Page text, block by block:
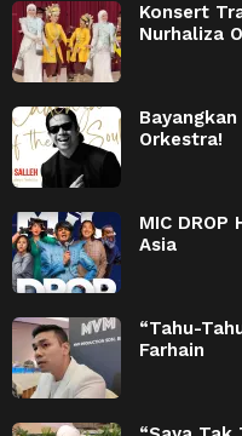
Konsert
Nurhaliza
Orkestra!
MIC
Asia
“Tahu-
Farhain